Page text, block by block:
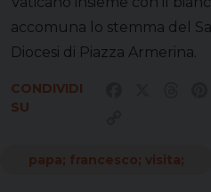
accomuna lo stemma del
Diocesi di Piazza Armerina.
CONDIVIDI
SU
papa; francesco; visita;